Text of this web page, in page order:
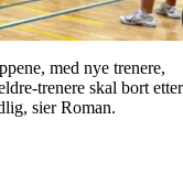
med nye trenere,
trenere skal bort etter
sier Roman.